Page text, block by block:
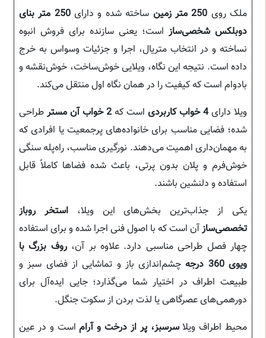
ملک روی 250 متر زمین ساخته شده و دارای
250 متر بنای
دوبلکس شخصی‌ساز است؛ یعنی سازنده برای فروش انبوه
نساخته و در انتخاب متریال، اجرا و جزئیات وسواس به خرج
داده است. نتیجه این نگاه، ویلایی خوش‌ساخت، خوش‌نقشه و
بادوام است که کیفیت را در همان نگاه اول منتقل می‌کند.
ویلا دارای4 خواب کاربردی است که 2 خواب آن مستر
طراحی
شده؛ فضایی مناسب برای خانواده‌های پرجمعیت یا افرادی که
به مهمان‌داری اهمیت می‌دهند. نورگیری مناسب، راه‌پله سنگی
خوش‌فرم و پلان بدون پرتی، باعث شده فضاها کاملاً قابل
استفاده و دلنشین باشند.
یکی از جذاب‌ترین بخش‌های این ویلا،استخر روباز
تخصصی‌سازآن است که با اصول فنی اجرا شده و برای استفاده
چهار فصل طراحی مناسبی دارد. علاوه بر آن،روف بزرگ با
ویوی 360 درجه
چشم‌اندازی باز و تماشایی از فضای سبز و
طبیعت اطراف در اختیار شما می‌گذارد؛ جایی ایده‌آل برای
دورهمی‌های عصرگاهی یا لذت بردن از سکوت جنگل.
محیط اطراف ویلاسرسبز، پر از درخت و آراماست و در عین